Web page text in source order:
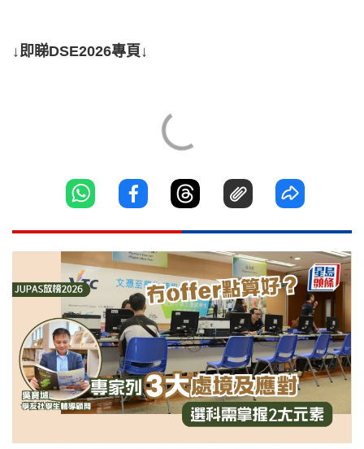
↓即睇DSE2026專頁↓